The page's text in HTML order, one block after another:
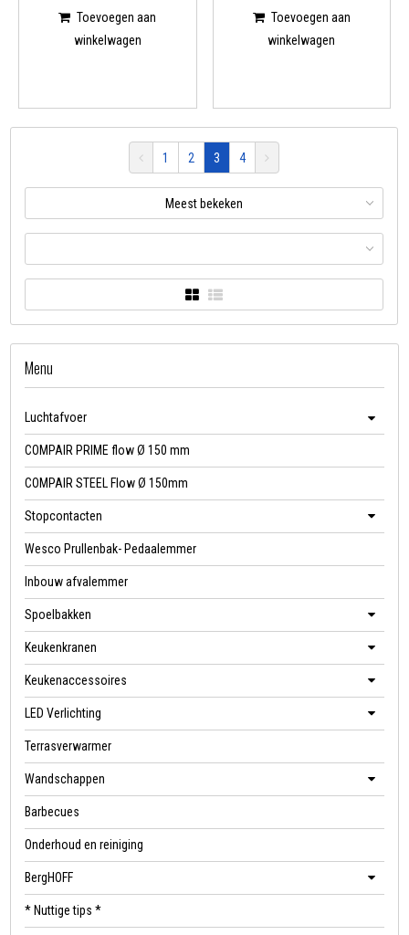
Toevoegen aan
winkelwagen
Toevoegen aan
winkelwagen
1 2 3 4
Meest bekeken
Menu
Luchtafvoer
COMPAIR PRIME flow Ø 150 mm
COMPAIR STEEL Flow Ø 150mm
Stopcontacten
Wesco Prullenbak- Pedaalemmer
Inbouw afvalemmer
Spoelbakken
Keukenkranen
Keukenaccessoires
LED Verlichting
Terrasverwarmer
Wandschappen
Barbecues
Onderhoud en reiniging
BergHOFF
* Nuttige tips *